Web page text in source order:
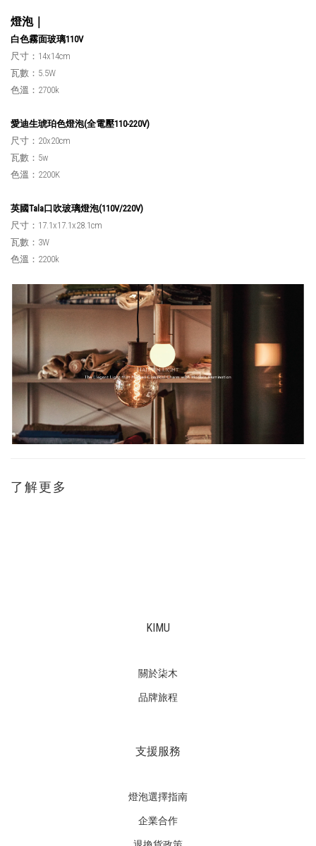
燈泡｜
白色霧面玻璃110V
尺寸：14x14cm
瓦數：5.5W
色溫：2700k
愛迪生琥珀色燈泡(全電壓110-220V)
尺寸：20x20cm
瓦數：5w
色溫：2200K
英國Tala口吹玻璃燈泡(110V/220V)
尺寸：17.1x17.1x28.1cm
瓦數：3W
色溫：2200k
了解更多
KIMU
關於柒木
品牌旅程
支援服務
燈泡選擇指南
企業合作